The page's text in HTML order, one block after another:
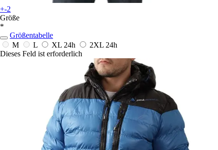
+-2
Größe
*
Größentabelle
M
L XL 24h 2XL 24h
Dieses Feld ist erforderlich